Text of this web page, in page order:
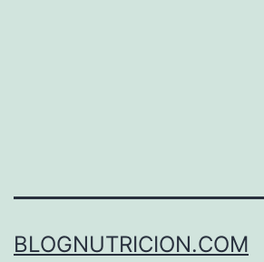
BLOGNUTRICION.COM